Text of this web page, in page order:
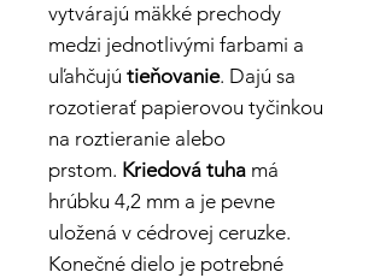
vytvárajú mäkké prechody
medzi jednotlivými farbami a
uľahčujú tieňovanie. Dajú sa
rozotierať papierovou tyčinkou
na roztieranie alebo
prstom. Kriedová tuha má
hrúbku 4,2 mm a je pevne
uložená v cédrovej ceruzke.
Konečné dielo je potrebné